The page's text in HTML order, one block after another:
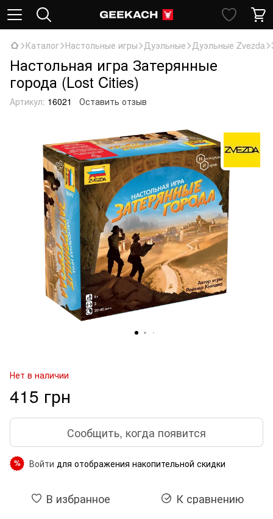
Каталог Настольные игры Дуэльные Дуэльные Zvezda
Настольная игра Затерянные
города (Lost Cities)
Артикул: 16021 Оставить отзыв
Нет в наличии
415 грн
Сообщить, когда появится
% Войти для отображения накопительной скидки
В избранное К сравнению